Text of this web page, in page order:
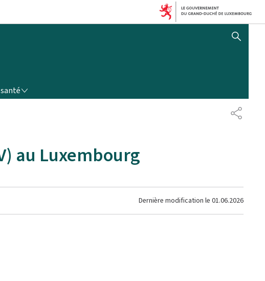
AFFICHER / MASQUER
au Luxembourg
Dernière modification le 01.06.2026